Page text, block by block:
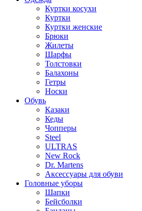
Куртки косухи
Куртки
Куртки женские
Брюки
Жилеты
Шарфы
Толстовки
Балахоны
Гетры
Носки
Обувь
Казаки
Кеды
Чопперы
Steel
ULTRAS
New Rock
Dr. Martens
Аксессуары для обуви
Головные уборы
Шапки
Бейсболки